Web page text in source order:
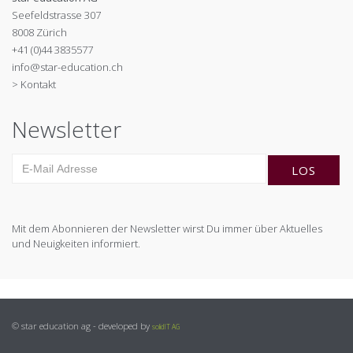
Seefeldstrasse 307
8008 Zürich
+41 (0)44 3835577
info@star-education.ch
> Kontakt
Newsletter
Mit dem Abonnieren der Newsletter wirst Du immer über Aktuelles
und Neuigkeiten informiert.
© star education ag - developed by solidIT AG